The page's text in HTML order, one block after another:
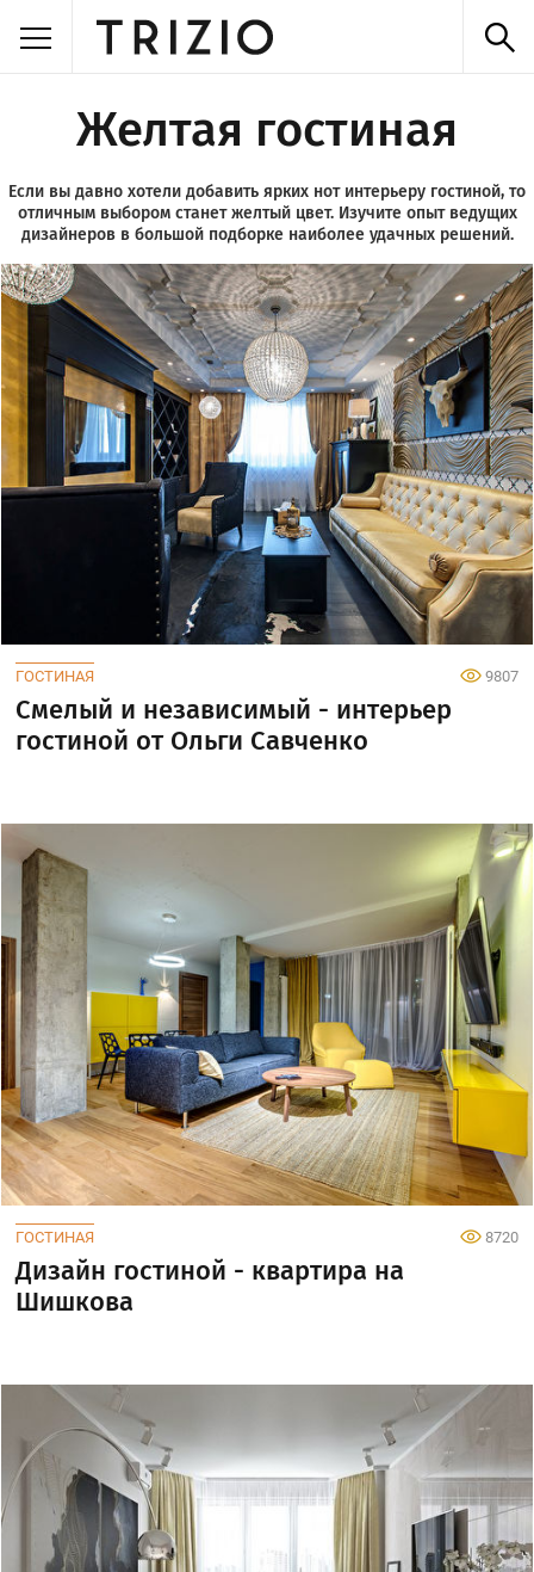
Желтая гостиная
Если вы давно хотели добавить ярких нот интерьеру гостиной, то
отличным выбором станет желтый цвет. Изучите опыт ведущих
дизайнеров в большой подборке наиболее удачных решений.
ГОСТИНАЯ 9807
Смелый и независимый - интерьер
гостиной от Ольги Савченко
ГОСТИНАЯ 8720
Дизайн гостиной - квартира на
Шишкова